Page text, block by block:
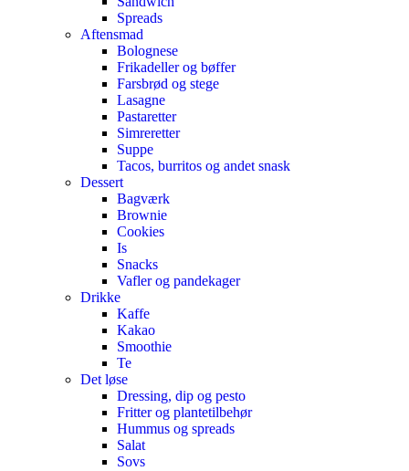
Spreads
Aftensmad
Bolognese
Frikadeller og bøffer
Farsbrød og stege
Lasagne
Pastaretter
Simreretter
Suppe
Tacos, burritos og andet snask
Dessert
Bagværk
Brownie
Cookies
Is
Snacks
Vafler og pandekager
Drikke
Kaffe
Kakao
Smoothie
Te
Det løse
Dressing, dip og pesto
Fritter og plantetilbehør
Hummus og spreads
Salat
Sovs